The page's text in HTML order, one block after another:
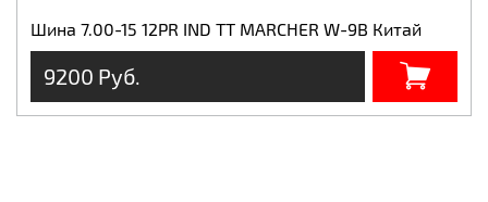
Шина 7.00-15 12PR IND TT MARCHER W-9B Китай
9200 Руб.